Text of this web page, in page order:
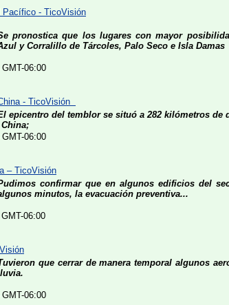
Pacífico - TicoVisión
pronostica que los lugares con mayor
y Corralillo de Tárcoles, Palo Seco e Isla Damas
06:00
- TicoVisión
epicentro del temblor se situó a 282 kilómetros de
06:00
– TicoVisión
confirmar que en algunos edificios del
minutos, la evacuación preventiva...
06:00
que cerrar de manera temporal algunos
06:00